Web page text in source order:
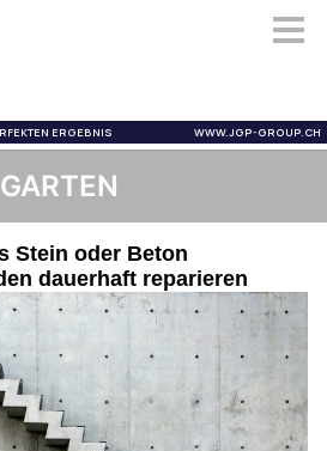
GARTEN
Stein oder Beton
dauerhaft reparieren